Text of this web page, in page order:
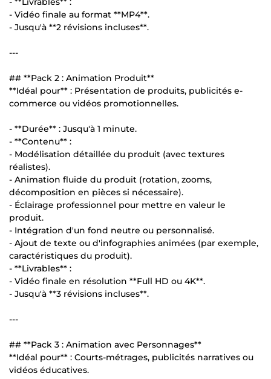
- Vidéo finale au format **MP4**.
- Jusqu'à **2 révisions incluses**.
---
## **Pack 2 : Animation Produit**
**Idéal pour** : Présentation de produits, publicités e-
commerce ou vidéos promotionnelles.
- **Durée** : Jusqu'à 1 minute.
- **Contenu** :
- Modélisation détaillée du produit (avec textures
réalistes).
- Animation fluide du produit (rotation, zooms,
décomposition en pièces si nécessaire).
- Éclairage professionnel pour mettre en valeur le
produit.
- Intégration d'un fond neutre ou personnalisé.
- Ajout de texte ou d'infographies animées (par exemple,
caractéristiques du produit).
- **Livrables** :
- Vidéo finale en résolution **Full HD ou 4K**.
- Jusqu'à **3 révisions incluses**.
---
## **Pack 3 : Animation avec Personnages**
**Idéal pour** : Courts-métrages, publicités narratives ou
vidéos éducatives.